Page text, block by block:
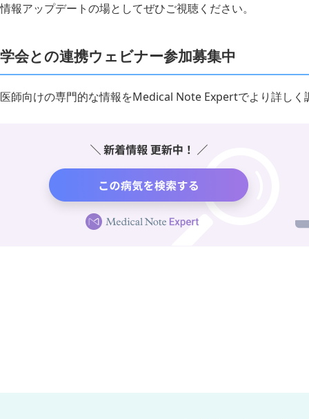
情報アップデートの場としてぜひご視聴ください。
学会との連携ウェビナー参加募集中
医師向けの専門的な情報をMedical Note Expertでより詳しく